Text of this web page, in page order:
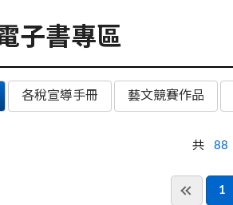
子書專區
各稅宣導手冊 藝文競賽作品
共 88
1